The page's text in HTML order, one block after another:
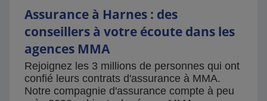
Assurance à Harnes : des
conseillers à votre écoute dans les
agences MMA
Rejoignez les 3 millions de personnes qui ont
confié leurs contrats d'assurance à MMA.
Notre compagnie d'assurance compte à peu